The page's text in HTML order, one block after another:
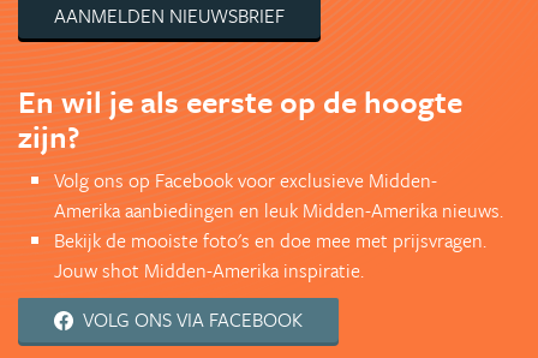
AANMELDEN NIEUWSBRIEF
En wil je als eerste op de hoogte
zijn?
Volg ons op Facebook voor exclusieve Midden-
Amerika aanbiedingen en leuk Midden-Amerika nieuws.
Bekijk de mooiste foto's en doe mee met prijsvragen.
Jouw shot Midden-Amerika inspiratie.
VOLG ONS VIA FACEBOOK